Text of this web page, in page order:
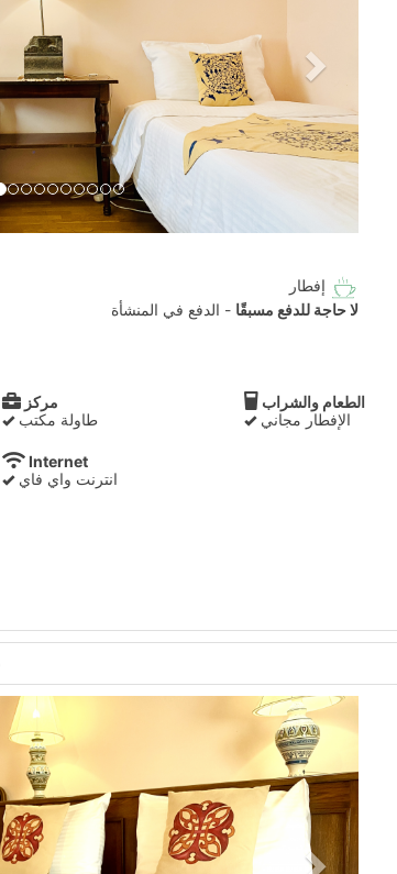
إفطار
لا حاجة للدفع مسبقًا - الدفع في المنشأة
مركز
طاولة مكتب
الطعام والشراب
الإفطار مجاني
Internet
انترنت واي فاي
Next